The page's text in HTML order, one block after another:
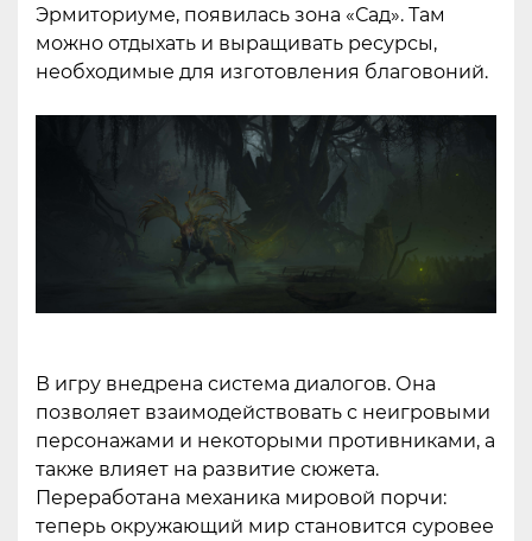
Эрмиториуме, появилась зона «Сад». Там
можно отдыхать и выращивать ресурсы,
необходимые для изготовления благовоний.
В игру внедрена система диалогов. Она
позволяет взаимодействовать с неигровыми
персонажами и некоторыми противниками, а
также влияет на развитие сюжета.
Переработана механика мировой порчи:
теперь окружающий мир становится суровее